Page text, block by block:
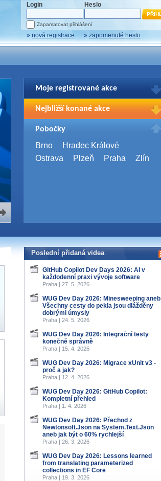
Login Heslo
Zapamatovat přihlášení
» nová registrace » zapomenuté heslo
Moje registrované akce
Pro zobrazení Vašich registrací na akce
se prosím přihlašte.
Nejbližší konané akce
WUG Days 2026
4. 9. 2026,Brno
SQL Server Bootcamp 2026
Pobočky
Brno
Hradec Králové
Ostrava
Plzeň Praha Zlín
Poslední přidaná videa
GitHub Copilot Dev Days 2026: AI v
každodenní praxi vývoje software
Praha | 27. 5. 2026
WUG Dev Day 2026: Minesweeping aneb
Všechny cesty do pekla jsou dlážděny
dobrými úmysly
Praha | 24. 5. 2026
WUG Dev Day 2026: Integrační testy
konečně správně
Praha | 15. 4. 2026
WUG Dev Day 2026: Migrace xUnit v3 -
proč a jak?
Praha | 12. 4. 2026
WUG Dev Day 2026: GitHub Copilot:
Kompletní přehled
Praha | 1. 4. 2026
WUG Dev Day 2026: Přechod z
Newtonsoft.Json na System.Text.Json
aneb jak být o 60% rychlejší
Praha | 26. 3. 2026
WUG Dev Day 2026: Lessons learned
from translating parameterized
collections in EF Core
Praha | 19. 3. 2026